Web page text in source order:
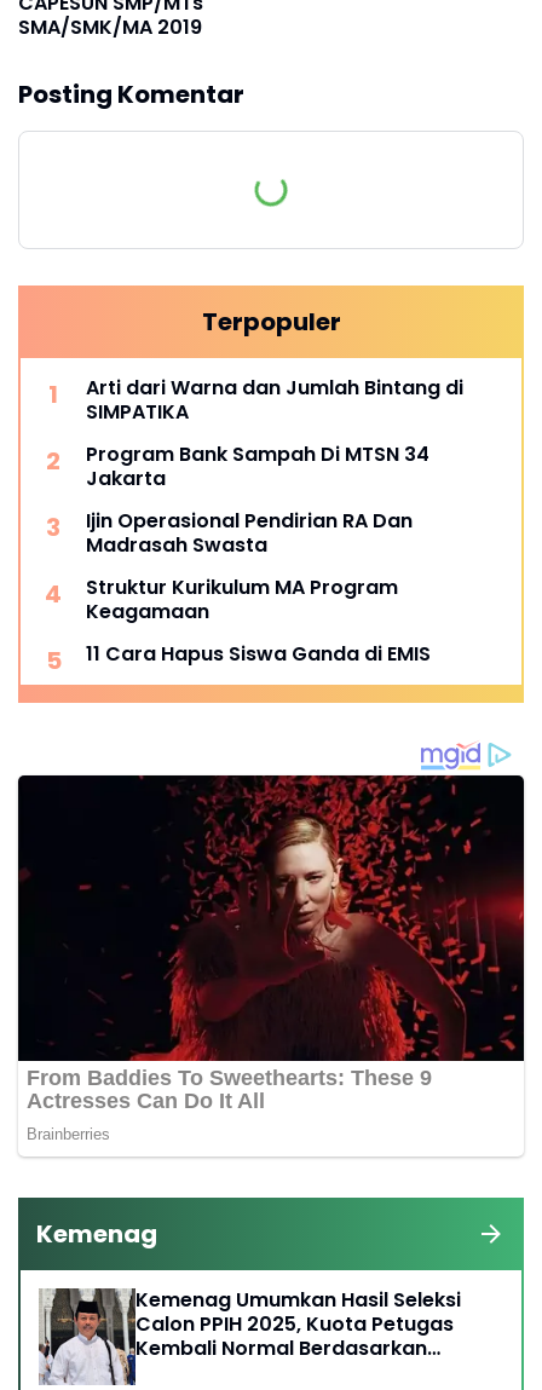
SMA/SMK/MA 2019
Posting Komentar
Terpopuler
Arti dari Warna dan Jumlah Bintang di
SIMPATIKA
Program Bank Sampah Di MTSN 34
Jakarta
Ijin Operasional Pendirian RA Dan
Madrasah Swasta
Struktur Kurikulum MA Program
Keagamaan
11 Cara Hapus Siswa Ganda di EMIS
Kemenag
Kemenag Umumkan Hasil Seleksi
Calon PPIH 2025, Kuota Petugas
Kembali Normal Berdasarkan